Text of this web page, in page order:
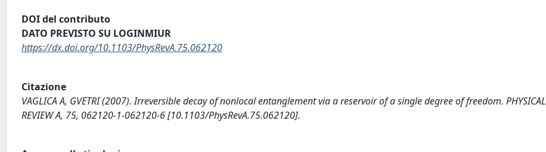
DOI del contributo
DATO PREVISTO SU LOGINMIUR
https://dx.doi.org/10.1103/PhysRevA.75.062120
Citazione
VAGLICA A, GVETRI (2007). Irreversible decay of nonlocal entanglement via a reservoir of a single degree of freedom. PHYSICAL
REVIEW A, 75, 062120-1-062120-6 [10.1103/PhysRevA.75.062120].